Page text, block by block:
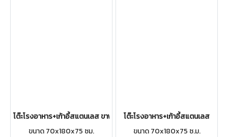
โต๊ะโรงอาหาร+เก้าอี้สแตนเลส ขาพับสวิง
ขนาด 70x180x75 ซม.
โต๊ะโรงอาหาร+เก้าอี้สแตนเลส
ขนาด 70x180x75 ซ.ม.